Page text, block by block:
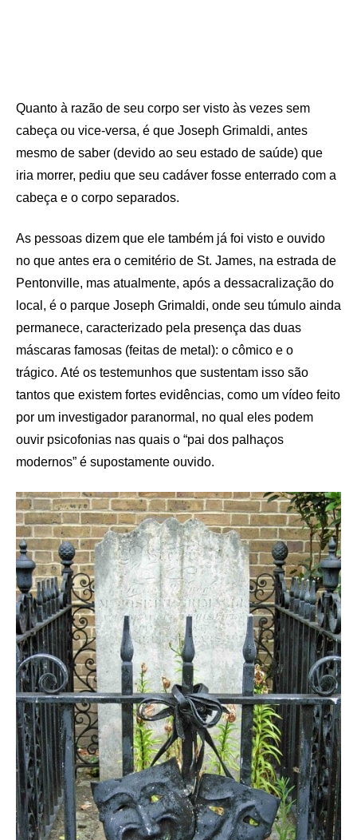
Quanto à razão de seu corpo ser visto às vezes sem
cabeça ou vice-versa, é que Joseph Grimaldi, antes
mesmo de saber (devido ao seu estado de saúde) que
iria morrer, pediu que seu cadáver fosse enterrado com a
cabeça e o corpo separados.
As pessoas dizem que ele também já foi visto e ouvido
no que antes era o cemitério de St. James, na estrada de
Pentonville, mas atualmente, após a dessacralização do
local, é o parque Joseph Grimaldi, onde seu túmulo ainda
permanece, caracterizado pela presença das duas
máscaras famosas (feitas de metal): o cômico e o
trágico. Até os testemunhos que sustentam isso são
tantos que existem fortes evidências, como um vídeo feito
por um investigador paranormal, no qual eles podem
ouvir psicofonias nas quais o “pai dos palhaços
modernos” é supostamente ouvido.